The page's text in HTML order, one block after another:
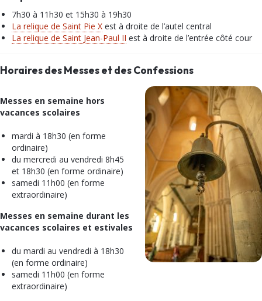
7h30 à 11h30 et 15h30 à 19h30
La relique de Saint Pie X est à droite de l’autel central
La relique de Saint Jean-Paul II est à droite de l’entrée côté cour
Horaires des Messes et des Confessions
Messes en semaine hors
vacances scolaires
mardi à 18h30 (en forme
ordinaire)
du mercredi au vendredi 8h45
et 18h30 (en forme ordinaire)
samedi 11h00 (en forme
extraordinaire)
Messes en semaine durant les
vacances scolaires et estivales
du mardi au vendredi à 18h30
(en forme ordinaire)
samedi 11h00 (en forme
extraordinaire)